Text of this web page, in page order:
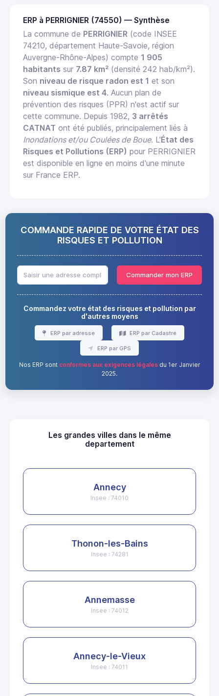
ERP à PERRIGNIER (74550) — Synthèse
La commune de PERRIGNIER (code INSEE
74210, département Haute-Savoie, région
Auvergne-Rhône-Alpes) compte 1 905
habitants sur 7.87 km² (densité 242 hab/km²).
Son niveau de risque radon est 1 et son
niveau sismique est 4. Aucun plan de
prévention des risques (PPR) n'est actif sur
cette commune. Depuis 1982, 3 arrêtés
CATNAT ont été publiés, principalement liés à
Inondations et/ou Coulées de Boue. L'État des
Risques et Pollutions (ERP) pour PERRIGNIER
est disponible en ligne en moins d'une minute
sur France ERP.
COMMANDE RAPIDE DE VOTRE ÉTAT DES
RISQUES ET POLLUTION
Commander mon ERP
Commandez votre état des risques et pollution par
d'autres moyens
ERP par adresse ERP par Cadastre
ERP par GPS
Nos ERP sont conformes aux exigences légalesdu 1er Janvier
2025.
Les grandes villes dans le même
departement
Annecy
Insee : 74010
Thonon-les-Bains
Insee : 74281
Annemasse
Insee : 74012
Annecy-le-Vieux
Insee : 74011